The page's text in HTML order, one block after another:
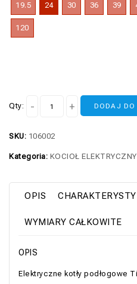
19.5 24 30 36 39
120
Qty: DODAJ DO
SKU: 106002
Kategoria: KOCIOŁ ELEKTRYCZNY
OPIS
WYMIARY CAŁKOWITE
OPIS
Elektryczne kotły podłogowe